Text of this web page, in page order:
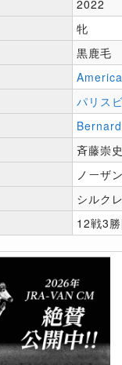
2022
牝
黒鹿毛
パリス
斉藤崇
ノーザ
シルク
12戦3